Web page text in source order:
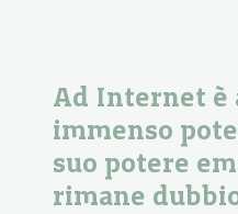
Ad Internet
immenso
suo potere
rimane